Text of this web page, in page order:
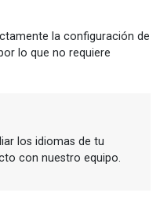
la configuración de
lo que no requiere
los idiomas de tu
con nuestro equipo.